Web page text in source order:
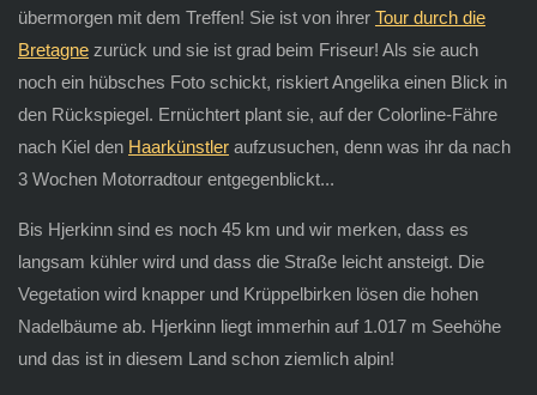
übermorgen mit dem Treffen! Sie ist von ihrer Tour durch die
Bretagnezurück und sie ist grad beim Friseur! Als sie auch
noch ein hübsches Foto schickt, riskiert Angelika einen Blick in
den Rückspiegel. Ernüchtert plant sie, auf der Colorline-Fähre
nach Kiel den Haarkünstleraufzusuchen, denn was ihr da nach
3 Wochen Motorradtour entgegenblickt...
Bis Hjerkinn sind es noch 45 km und wir merken, dass es
langsam kühler wird und dass die Straße leicht ansteigt. Die
Vegetation wird knapper und Krüppelbirken lösen die hohen
Nadelbäume ab. Hjerkinn liegt immerhin auf 1.017 m Seehöhe
und das ist in diesem Land schon ziemlich alpin!